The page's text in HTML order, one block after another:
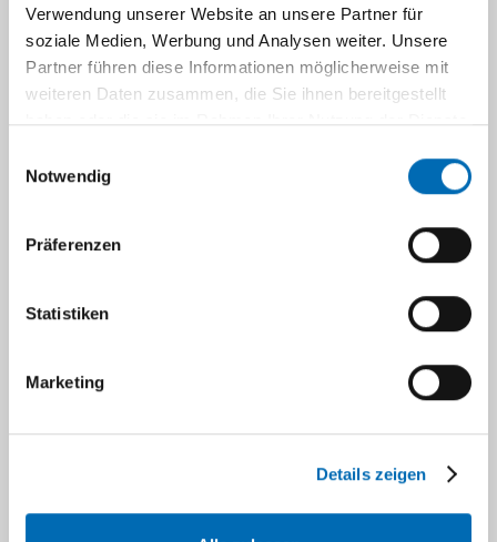
Verwendung unserer Website an unsere Partner für
soziale Medien, Werbung und Analysen weiter. Unsere
Partner führen diese Informationen möglicherweise mit
weiteren Daten zusammen, die Sie ihnen bereitgestellt
haben oder die sie im Rahmen Ihrer Nutzung der Dienste
Notwendig
Präferenzen
Statistiken
Marketing
Details zeigen
Institut für Herz- und Kreislaufphysiologie
Gebäude 22.03., Ebene 02
Universitätsstr. 1
D-40225 Düsseldorf
sekretariat-hkp@uni-duesseldorf.de
+ 49 (0) 211 81-12670
Doktorarbeit am Institut für Herz-
und Kreislaufphysiologie